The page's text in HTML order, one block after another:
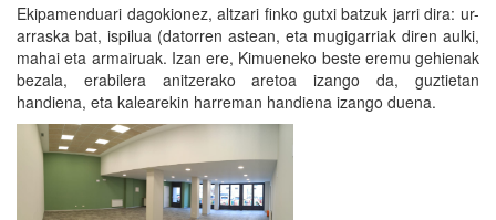
Ekipamenduari dagokionez, altzari finko gutxi batzuk jarri dira: ur-
arraska bat, ispilua (datorren astean, eta mugigarriak diren aulki,
mahai eta armairuak. Izan ere, Kimueneko beste eremu gehienak
bezala, erabilera anitzerako aretoa izango da, guztietan
handiena, eta kalearekin harreman handiena izango duena.